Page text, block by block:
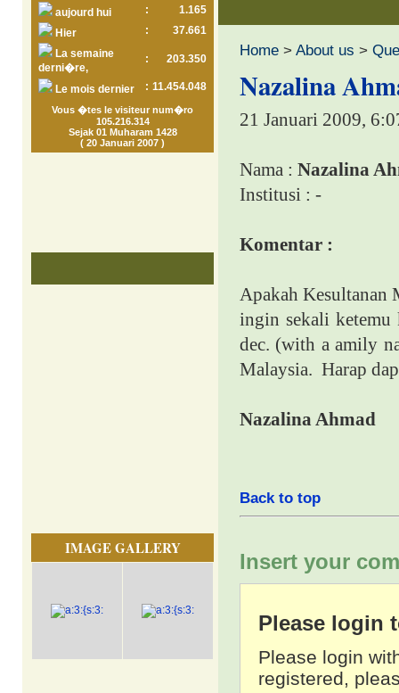
aujourd hui
:
1.165
Hier
:
37.661
La semaine
derni�re,
: 203.350
Le mois dernier : 11.454.048
Vous �tes le visiteur num�ro
105.216.314
Sejak 01 Muharam 1428
( 20 Januari 2007 )
IMAGE GALLERY
Home > About us >
Nazalina
21 Januari 2009,
Nama : Nazalina
Institusi : -
Komentar :
Apakah Kesultanan
ingin sekali
dec. (with a amily
Malaysia. Harap
Nazalina Ahmad
Back to top
Insert your
Please login
Please login
registered,